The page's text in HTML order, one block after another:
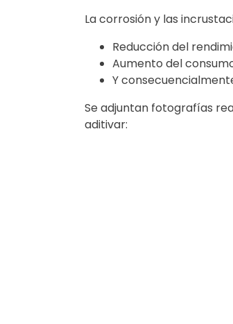
La corrosión y las
Reducción del
Aumento del
Y
Se adjuntan fotografías
aditivar: